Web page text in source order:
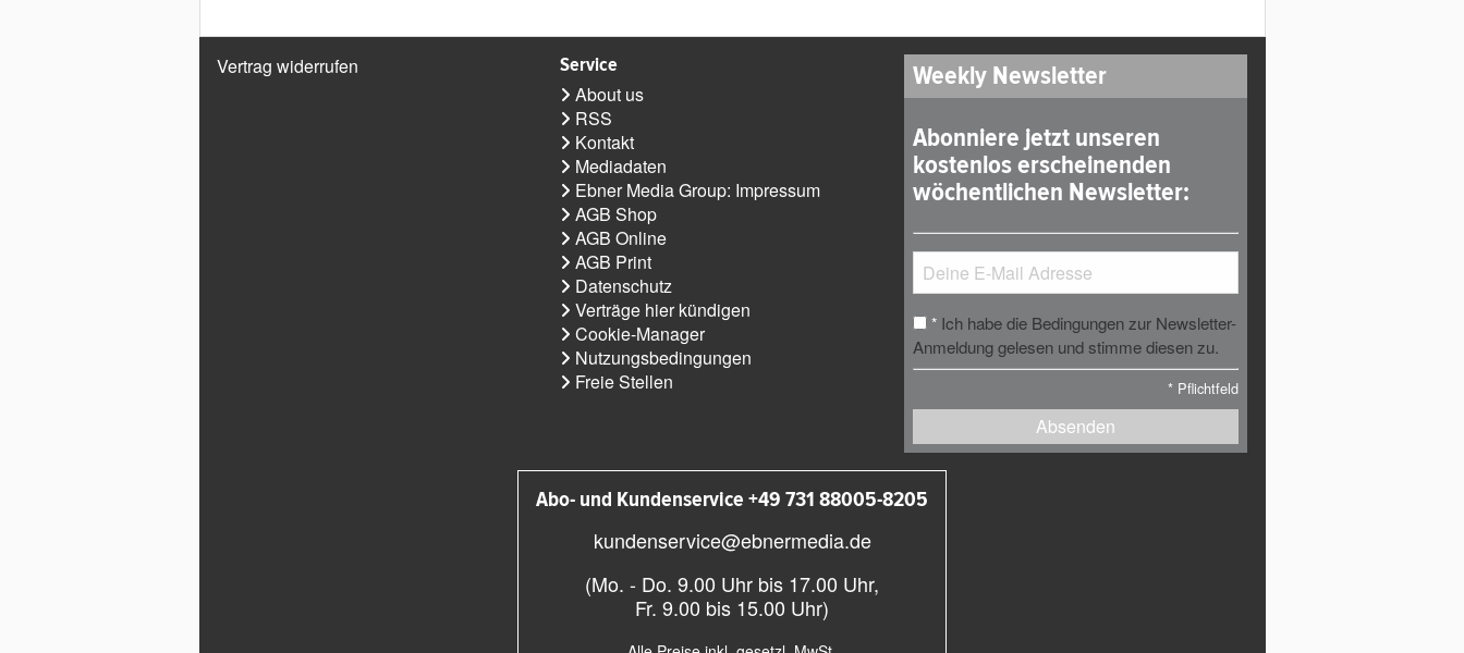
Vertrag widerrufen Service
About us
RSS
Kontakt
Mediadaten
Ebner Media Group: Impressum
AGB Shop
AGB Online
AGB Print
Datenschutz
Verträge hier kündigen
Cookie-Manager
Nutzungsbedingungen
Freie Stellen
Weekly Newsletter
Abonniere jetzt unseren
kostenlos erscheinenden
wöchentlichen Newsletter:
* Ich habe die Bedingungen zur Newsletter-
Anmeldung gelesen und stimme diesen zu.
* Pflichtfeld
Absenden
Abo- und Kundenservice +49 731 88005-8205
kundenservice@ebnermedia.de
(Mo. - Do. 9.00 Uhr bis 17.00 Uhr,
Fr. 9.00 bis 15.00 Uhr)